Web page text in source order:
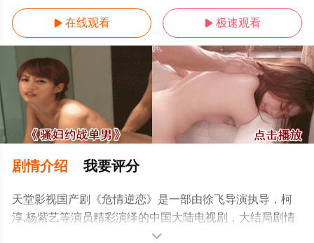
 在线观看  极速观看
剧情介绍 我要评分
天堂影视国产剧《危情逆恋》是一部由徐飞导演执导，柯
淳,杨紫艺等演员精彩演绎的中国大陆电视剧，大结局剧情
已揭晓（第20集已完结），手机免费观看高清未删减完整
